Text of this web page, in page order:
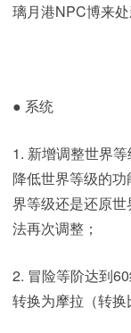
璃月港NPC博来
● 系统
1. 新增调整世界
降低世界等级的
界等级还是还原
法再次调整；
2. 冒险等阶达到
转换为摩拉（转换